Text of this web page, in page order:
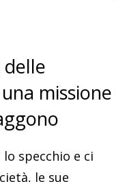
delle
missione
specchio e ci
le sue